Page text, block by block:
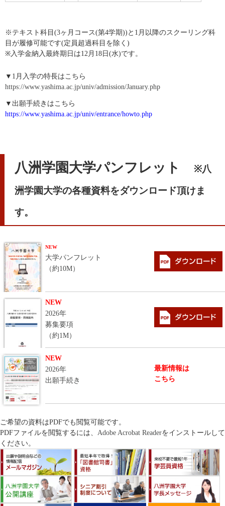
※テキスト科目(3ヶ月コース(第4学期))と1月以降のスクーリング科
目が履修可能です(定員超過科目を除く)
※入学金納入最終期日は12月18日(水)です。
▼1月入学の特長はこちら
https://www.yashima.ac.jp/univ/admission/January.php
▼出願手続きはこちら
https://www.yashima.ac.jp/univ/entrance/howto.php
八洲学園大学パンフレット ※八
洲学園大学の各種資料をダウンロード頂けま
す。
NEW
大学パンフレット
（約10M）
NEW
2026年
募集要項
（約1M）
NEW
2026年
出願手続き
最新情報は
こちら
ご希望の資料はPDFでも閲覧可能です。
PDFファイルを閲覧するには、 Adobe Acrobat Readerをインストールして
ください。